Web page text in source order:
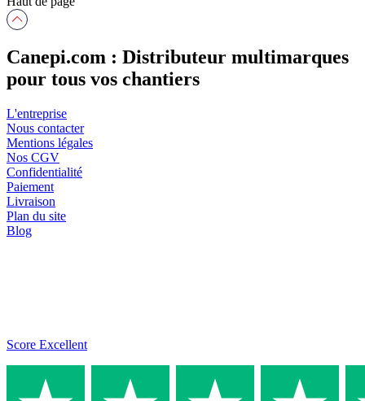
Canepi.com : Distributeur multimarques
pour tous vos chantiers
L'entreprise
Nous contacter
Mentions légales
Nos CGV
Confidentialité
Paiement
Livraison
Plan du site
Blog
Score Excellent